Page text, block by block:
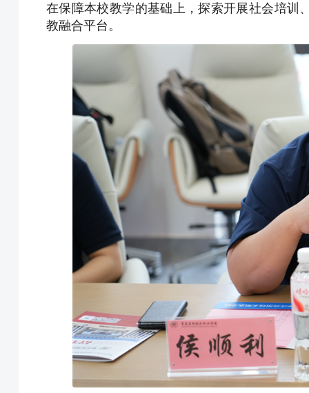
在保障本校教学的基础上，探索开展社会培训
教融合平台。